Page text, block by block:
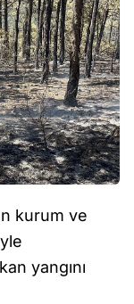
kurum ve
yangını